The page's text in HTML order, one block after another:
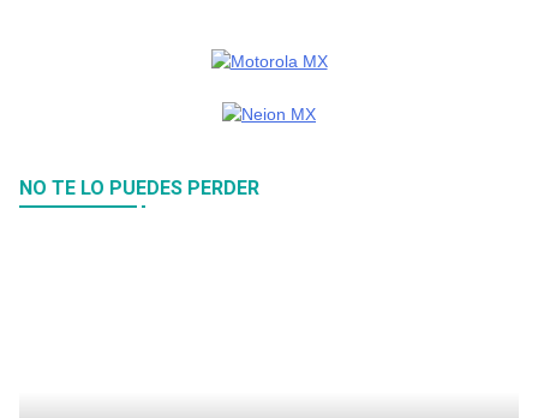
NO TE LO PUEDES PERDER